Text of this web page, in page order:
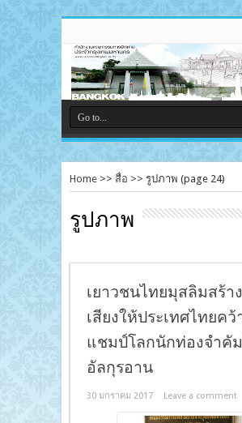
Home>> สื่อ >> รูปภาพ (page 24)
รูปภาพ
เยาวชนไทยมุสลิมสร้า
เสียงให้ประเทศไทยคว้
แชมป์โลกนักท่องจำคั
อัลกุรอาน
30 มกราคม 2017 Leave a comment